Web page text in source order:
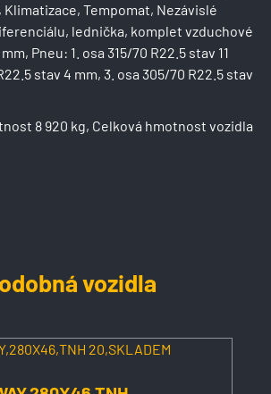
Klimatizace, Tempomat, Nezávislé
lednička, komplet vzduchové
Pneu: 1. osa 315/70 R22.5 stav 11
stav 4 mm, 3. osa 305/70 R22.5 stav
8 920 kg, Celková hmotnost vozidla
vozidla